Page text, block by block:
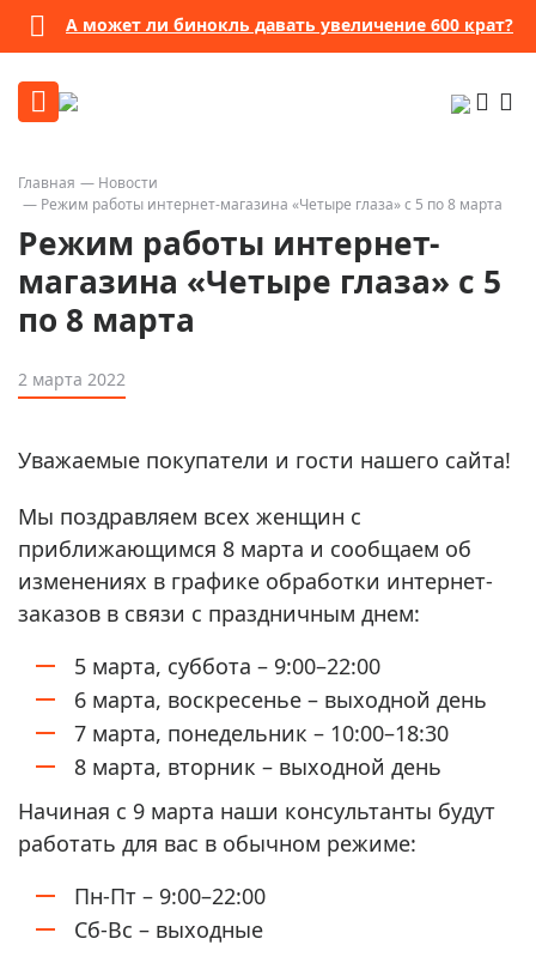
А может ли бинокль давать увеличение 600 крат?
Главная
Новости
Режим работы интернет-магазина «Четыре глаза» с 5 по 8 марта
Режим работы интернет-
магазина «Четыре глаза» с 5
по 8 марта
2 марта 2022
Уважаемые покупатели и гости нашего сайта!
Мы поздравляем всех женщин с
приближающимся 8 марта и сообщаем об
изменениях в графике обработки интернет-
заказов в связи с праздничным днем:
5 марта, суббота – 9:00–22:00
6 марта, воскресенье – выходной день
7 марта, понедельник – 10:00–18:30
8 марта, вторник – выходной день
Начиная с 9 марта наши консультанты будут
работать для вас в обычном режиме:
Пн-Пт – 9:00–22:00
Сб-Вс – выходные